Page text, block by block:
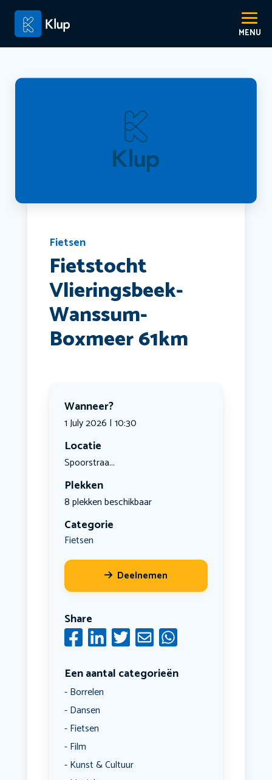
Fietsen
Fietstocht
Vlieringsbeek-
Wanssum-
Boxmeer 61km
Wanneer?
1 July 2026 | 10:30
Locatie
Spoorstraa...
Plekken
8 plekken beschikbaar
Categorie
Fietsen
Deelnemen
Share
Een aantal categorieën
Borrelen
Dansen
Fietsen
Film
Kunst & Cultuur